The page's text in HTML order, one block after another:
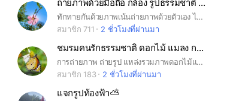
ถ่ายภาพด้วยมือถือ​ กล้อง รูปธรรมชาติ แต่งรูป มาทักทายกัน📸📲📱
ทักทายกันด้วยภาพ​เน้นถ่ายภาพด้วยตัวเอง​ ไม่ใข่ห้องเรียนไม่เน้นเทคนิค ทักทายกันด้วยภาพ​ แต่งภาพสวยงามส่งมาพูดคุยกัน ดอกไม้​ แมลง​ วิวท้องฟ้าธรรมชาติ​ ส่งภาพที่เที่ยวที่กินมาอวดกัน​ อวดของสะสม อวดของรักมีชีวิตแบ่งปันรอยยิ้มให้กัน😘 #ถ่ายรูป​ #ธรรมชาติ​ #มือถือ​ #กล้องเลนส์​ #กล้องฟิล์ม​ #แต่งรูป​ #มือใหม่​ #โทน​ #เลนส์
สมาชิก 711
2 ชั่วโมงที่ผ่านมา
ชมรมคนรักธรรมชาติ ดอกไม้ แมลง กลุ่มถ่ายภาพ ถ่ายรูป
การถ่ายภาพ ถ่ายรูป แหล่งรวมภาพดอกไม้และแมลงสวยๆ #มือถือ #แต่งรูป #ธรรมชาติ #โทน #ถ่ายรูป #กล้องฟิล์ม #Lightroom #ถ่ายภาพ #ดอกไม้ #แมลง #ถ่ายรูปธรรมชาติ #ถ่ายรูปดอกไม้ #ถ่ายรูปแมลง #ท้องฟ้า
สมาชิก 183
2 ชั่วโมงที่ผ่านมา
แจกรูปท้องฟ้า⛅️